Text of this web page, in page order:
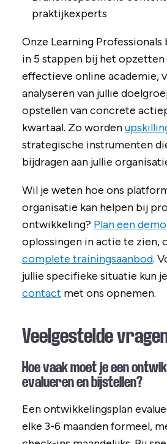
praktijkexperts
Onze Learning Professionals
in 5 stappen bij het opzetten
effectieve online academie,
analyseren van jullie
opstellen van concrete
kwartaal. Zo worden
strategische instrumenten
bijdragen aan jullie
Wil je weten hoe ons
organisatie kan helpen bij
ontwikkeling? Plan een demo
oplossingen in actie te zien,
complete trainingsaanbod.
jullie specifieke situatie kun
contact met ons opnemen.
Veelgestelde
Hoe vaak moet je een
evalueren en bijstellen?
Een ontwikkelingsplan
elke 3-6 maanden formeel,